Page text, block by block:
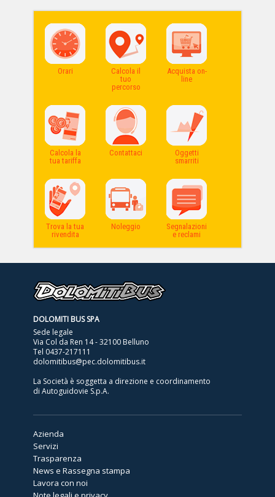
Orari
Calcola il
tuo
percorso
Acquista on-
line
Calcola la
tua tariffa
Contattaci
Oggetti
smarriti
Trova la tua
rivendita
Noleggio
Segnalazioni
e reclami
DOLOMITI BUS SPA
Sede legale
Via Col da Ren 14 - 32100 Belluno
Tel 0437-217111
dolomitibus@pec.dolomitibus.it
La Società è soggetta a direzione e coordinamento
di Autoguidovie S.p.A.
Azienda
Servizi
Trasparenza
News e Rassegna stampa
Lavora con noi